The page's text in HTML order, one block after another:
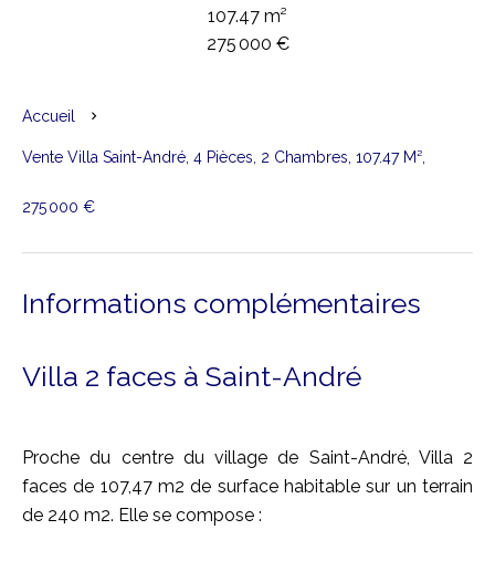
107.47 m²
275 000 €
Accueil
Vente Villa Saint-André, 4 Pièces, 2 Chambres, 107.47 M²,
275 000 €
Informations complémentaires
Villa 2 faces à Saint-André
Proche du centre du village de Saint-André, Villa 2
faces de 107,47 m2 de surface habitable sur un terrain
de 240 m2. Elle se compose :